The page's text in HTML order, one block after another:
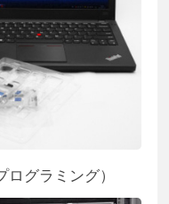
グラミング）